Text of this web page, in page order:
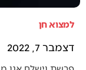
למצוא חן
דצמבר 7, 2022